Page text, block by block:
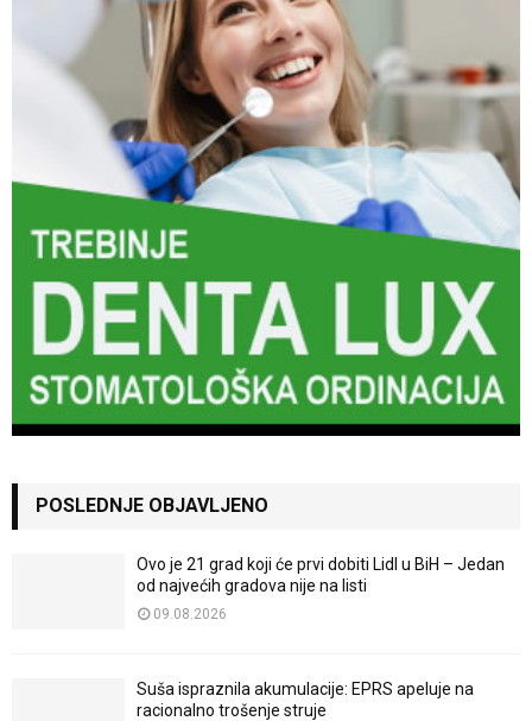
POSLEDNJE OBJAVLJENO
Ovo je 21 grad koji će prvi dobiti Lidl u BiH – Jedan
od najvećih gradova nije na listi
09.08.2026
Suša ispraznila akumulacije: EPRS apeluje na
racionalno trošenje struje